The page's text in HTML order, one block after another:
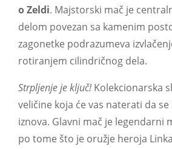
o Zeldi. Majstorski mač je
delom povezan sa kamenim
zagonetke podrazumeva
rotiranjem cilindričnog dela.
Strpljenje je ključ!Kolekcionarska
veličine koja će vas naterati da
iznova. Glavni mač je legendarni
po tome što je oružje heroja